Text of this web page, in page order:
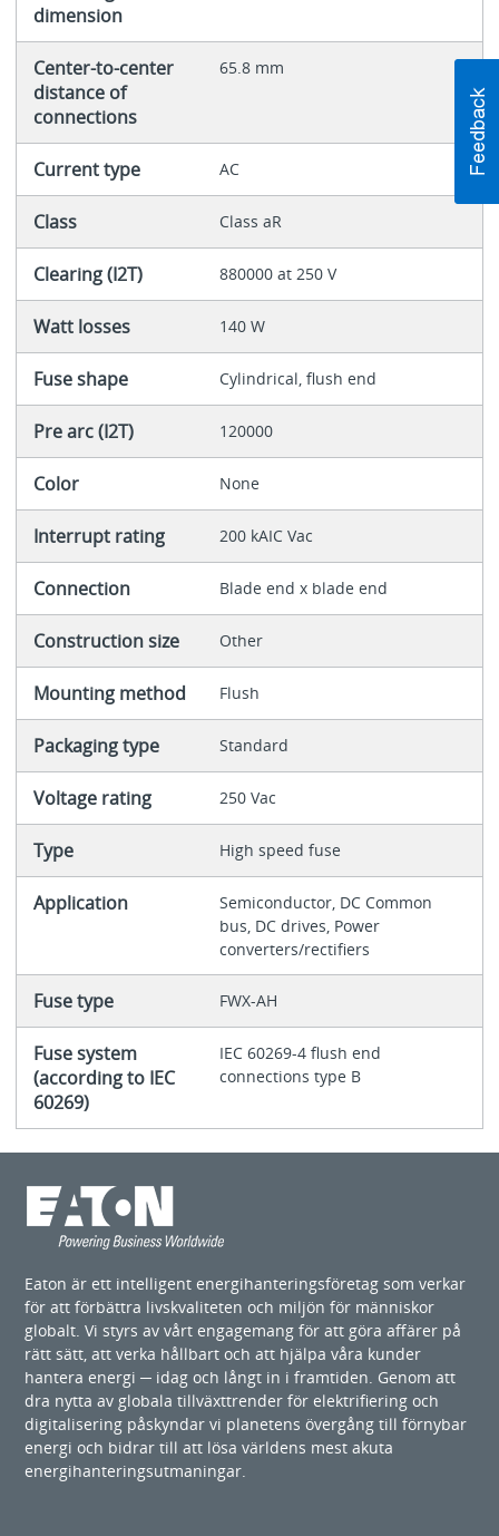
dimension
Center-to-center
distance of
connections
65.8 mm
Current type AC
Class Class aR
Clearing (I2T) 880000 at 250 V
Watt losses 140 W
Fuse shape Cylindrical, flush end
Pre arc (I2T) 120000
Color None
Interrupt rating 200 kAIC Vac
Connection Blade end x blade end
Construction size Other
Mounting method Flush
Packaging type Standard
Voltage rating 250 Vac
Type High speed fuse
Application
Semiconductor, DC Common
bus, DC drives, Power
converters/rectifiers
Fuse type FWX-AH
Fuse system
(according to IEC
60269)
IEC 60269-4 flush end
connections type B
Eaton är ett intelligent energihanteringsföretag som verkar
för att förbättra livskvaliteten och miljön för människor
globalt. Vi styrs av vårt engagemang för att göra affärer på
rätt sätt, att verka hållbart och att hjälpa våra kunder
hantera energi ─ idag och långt in i framtiden. Genom att
dra nytta av globala tillväxttrender för elektrifiering och
digitalisering påskyndar vi planetens övergång till förnybar
energi och bidrar till att lösa världens mest akuta
energihanteringsutmaningar.